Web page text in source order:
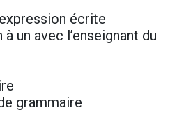
écrite
un avec l’enseignant du
grammaire